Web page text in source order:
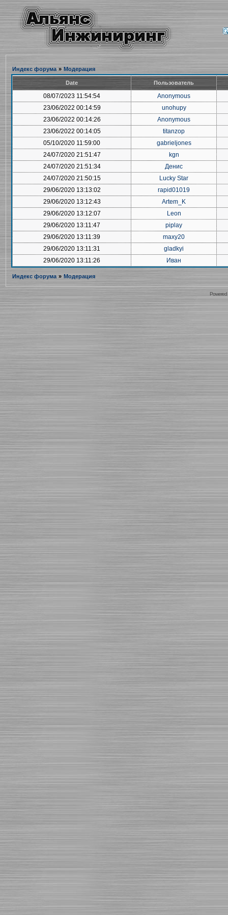
Индекс форума » Модерация
Date Пользователь
08/07/2023 11:54:54
Anonymous
23/06/2022 00:14:59
unohupy
23/06/2022 00:14:26
Anonymous
23/06/2022 00:14:05
titanzop
05/10/2020 11:59:00
gabrieljones
24/07/2020 21:51:47
kgn
24/07/2020 21:51:34
Денис
24/07/2020 21:50:15
Lucky Star
29/06/2020 13:13:02
rapid01019
29/06/2020 13:12:43
Artem_K
29/06/2020 13:12:07
Leon
29/06/2020 13:11:47
piplay
29/06/2020 13:11:39
maxy20
29/06/2020 13:11:31
gladkyi
29/06/2020 13:11:26
Иван
Индекс форума » Модерация